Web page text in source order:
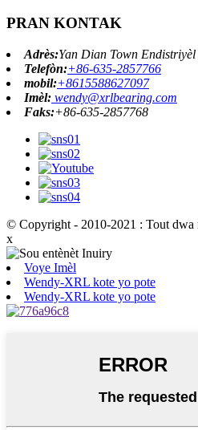
PRAN KONTAK
Adrès:Yan Dian Town
Telefòn:+86-635-2857766
mobil:+8615588627097
Imèl: wendy@xrlbearing.com
Faks:+86-635-2857768
© Copyright - 2010-2021 : Tout dwa
x
Voye Imèl
Wendy-XRL kote yo pote
Wendy-XRL kote yo pote